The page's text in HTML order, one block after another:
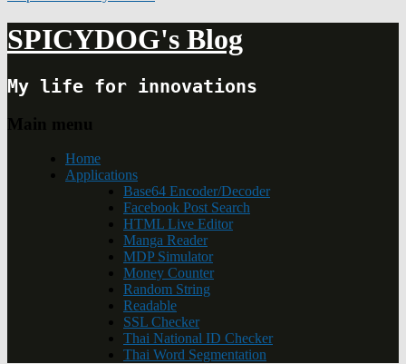
SPICYDOG's Blog
My life for innovations
Main menu
Home
Applications
Base64 Encoder/Decoder
Facebook Post Search
HTML Live Editor
Manga Reader
MDP Simulator
Money Counter
Random String
Readable
SSL Checker
Thai National ID Checker
Thai Word Segmentation